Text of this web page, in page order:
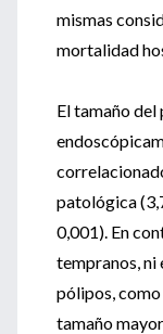
mismas
mortalidad
El tamaño
patológica
0,001). En
tempranos, ni
pólipos, como
tamaño